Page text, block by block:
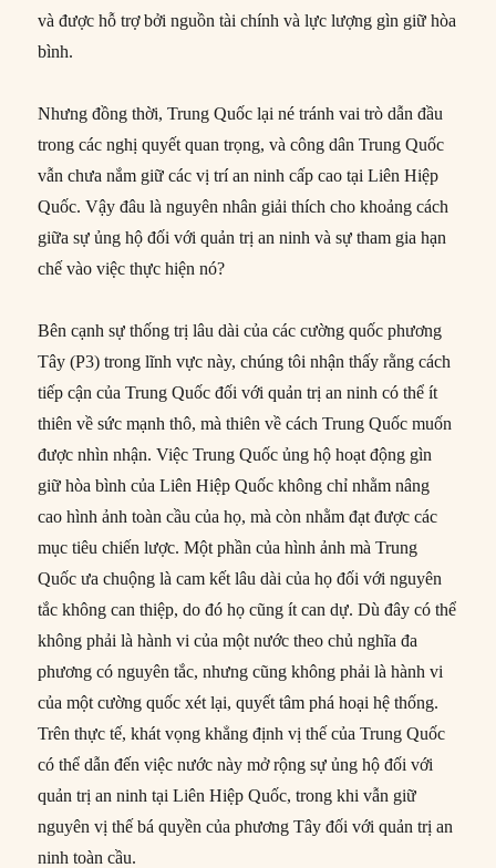
và được hỗ trợ bởi nguồn tài chính và lực lượng gìn giữ hòa
bình.
Nhưng đồng thời, Trung Quốc lại né tránh vai trò dẫn đầu
trong các nghị quyết quan trọng, và công dân Trung Quốc
vẫn chưa nắm giữ các vị trí an ninh cấp cao tại Liên Hiệp
Quốc. Vậy đâu là nguyên nhân giải thích cho khoảng cách
giữa sự ủng hộ đối với quản trị an ninh và sự tham gia hạn
chế vào việc thực hiện nó?
Bên cạnh sự thống trị lâu dài của các cường quốc phương
Tây (P3) trong lĩnh vực này, chúng tôi nhận thấy rằng cách
tiếp cận của Trung Quốc đối với quản trị an ninh có thể ít
thiên về sức mạnh thô, mà thiên về cách Trung Quốc muốn
được nhìn nhận. Việc Trung Quốc ủng hộ hoạt động gìn
giữ hòa bình của Liên Hiệp Quốc không chỉ nhằm nâng
cao hình ảnh toàn cầu của họ, mà còn nhằm đạt được các
mục tiêu chiến lược. Một phần của hình ảnh mà Trung
Quốc ưa chuộng là cam kết lâu dài của họ đối với nguyên
tắc không can thiệp, do đó họ cũng ít can dự. Dù đây có thể
không phải là hành vi của một nước theo chủ nghĩa đa
phương có nguyên tắc, nhưng cũng không phải là hành vi
của một cường quốc xét lại, quyết tâm phá hoại hệ thống.
Trên thực tế, khát vọng khẳng định vị thế của Trung Quốc
có thể dẫn đến việc nước này mở rộng sự ủng hộ đối với
quản trị an ninh tại Liên Hiệp Quốc, trong khi vẫn giữ
nguyên vị thế bá quyền của phương Tây đối với quản trị an
ninh toàn cầu.